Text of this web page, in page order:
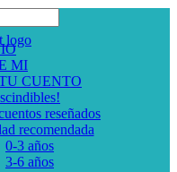
MI
CUENTO
reseñados
recomendada
0-3 años
3-6 años